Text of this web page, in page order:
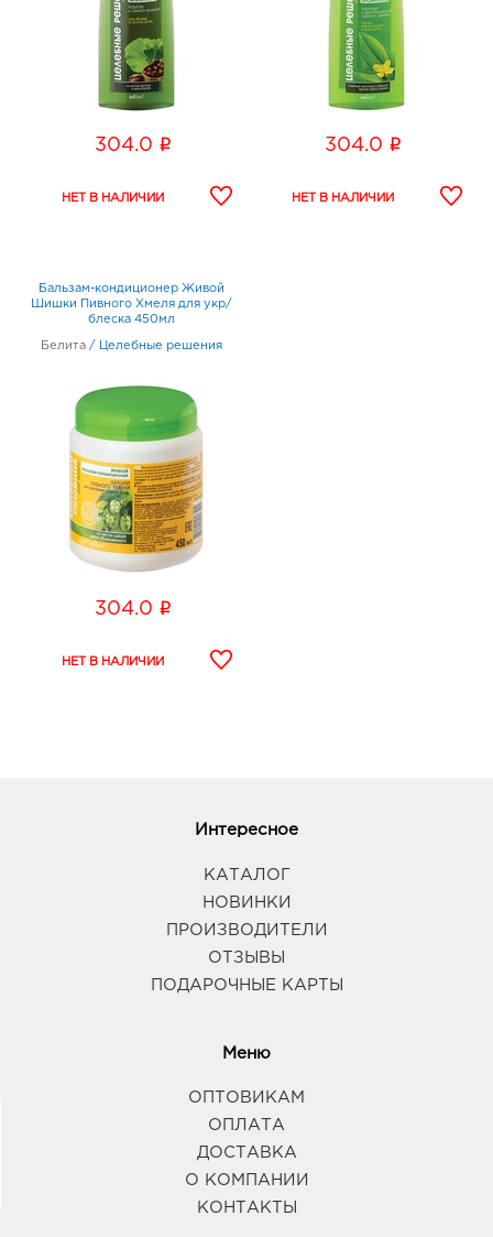
304.0 i 304.0 i
Бальзам-кондиционер Живой
Шишки Пивного Хмеля для укр/
блеска 450мл
Белита / Целебные решения
304.0 i
Интересное
КАТАЛОГ
НОВИНКИ
ПРОИЗВОДИТЕЛИ
ОТЗЫВЫ
ПОДАРОЧНЫЕ КАРТЫ
Меню
ОПТОВИКАМ
ОПЛАТА
ДОСТАВКА
О КОМПАНИИ
КОНТАКТЫ